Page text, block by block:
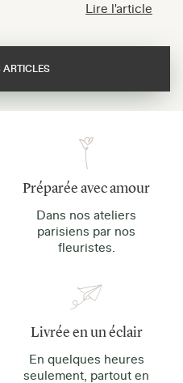
Lire l'article
ARTICLES
Préparée avec amour
Dans nos ateliers
parisiens par nos
fleuristes.
Livrée en un éclair
En quelques heures
seulement, partout en